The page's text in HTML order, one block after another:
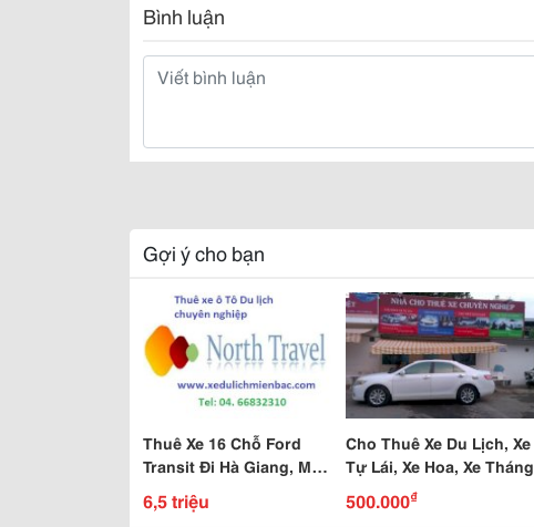
Bình luận
Gợi ý cho bạn
Thuê Xe 16 Chỗ Ford
Transit Đi Hà Giang, Mèo
Vạc, Lũng Cú, Đồng Văn
Dịp Tết
6,5 triệu
Cho Thuê Xe Du Lịch, Xe
Tự Lái, Xe Hoa, Xe Tháng
500.000₫